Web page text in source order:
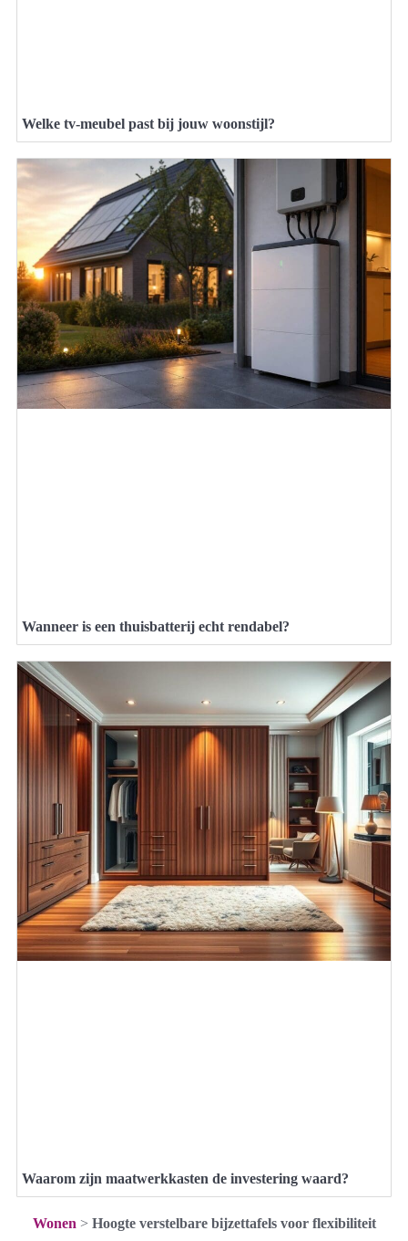
Welke tv-meubel past bij jouw woonstijl?
Wanneer is een thuisbatterij echt rendabel?
Waarom zijn maatwerkkasten de investering waard?
Wonen > Hoogte verstelbare bijzettafels voor flexibiliteit